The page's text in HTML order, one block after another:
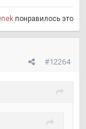
понравилось это
#12264